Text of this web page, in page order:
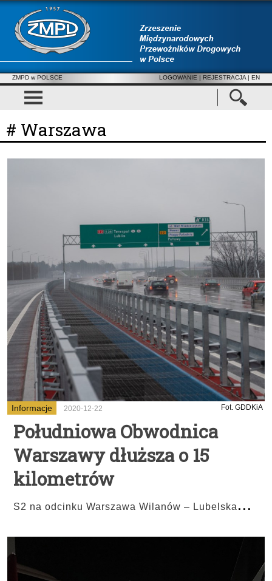
ZMPD w POLSCE LOGOWANIE | REJESTRACJA | EN
# Warszawa
Informacje 2020-12-22 Fot. GDDKiA
Południowa Obwodnica
Warszawy dłuższa o 15
kilometrów
S2 na odcinku Warszawa Wilanów – Lubelska ...